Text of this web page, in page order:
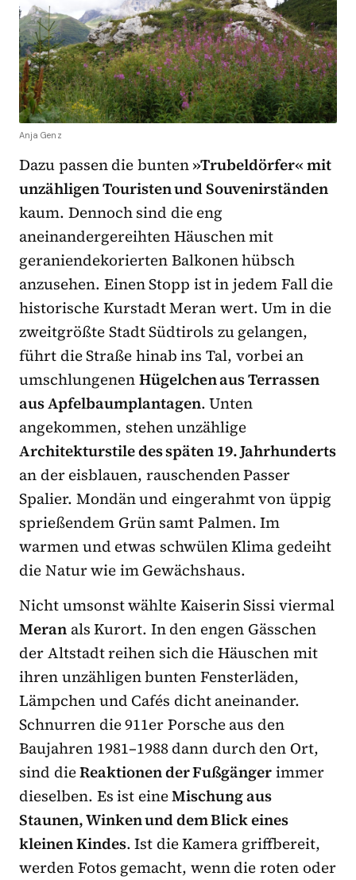
Anja Genz
Dazu passen die bunten»Trubeldörfer« mit
unzähligen Touristen und Souvenirständen
kaum. Dennoch sind die eng
aneinandergereihten Häuschen mit
geraniendekorierten Balkonen hübsch
anzusehen. Einen Stopp ist in jedem Fall die
historische Kurstadt Meran wert. Um in die
zweitgrößte Stadt Südtirols zu gelangen,
führt die Straße hinab ins Tal, vorbei an
umschlungenenHügelchen aus Terrassen
aus Apfelbaumplantagen. Unten
angekommen, stehen unzählige
Architekturstile des späten 19. Jahrhunderts
an der eisblauen, rauschenden Passer
Spalier. Mondän und eingerahmt von üppig
sprießendem Grün samt Palmen. Im
warmen und etwas schwülen Klima gedeiht
die Natur wie im Gewächshaus.
Nicht umsonst wählte Kaiserin Sissi viermal
Meran als Kurort. In den engen Gässchen
der Altstadt reihen sich die Häuschen mit
ihren unzähligen bunten Fensterläden,
Lämpchen und Cafés dicht aneinander.
Schnurren die 911er Porsche aus den
Baujahren 1981–1988 dann durch den Ort,
sind dieReaktionen der Fußgängerimmer
dieselben. Es ist eineMischung aus
Staunen, Winken und dem Blick eines
kleinen Kindes. Ist die Kamera griffbereit,
werden Fotos gemacht, wenn die roten oder